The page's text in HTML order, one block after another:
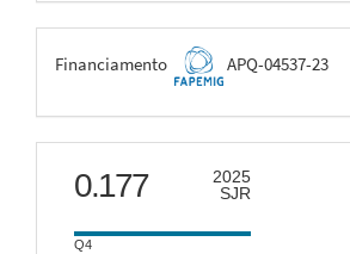
FAPEMIG
Financiamento APQ-04537-23
scimago
0.177
2025
SJR
Q4